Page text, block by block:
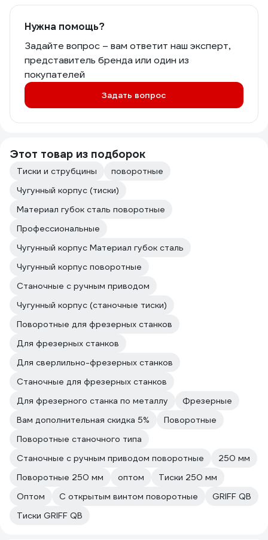
Нужна помощь?
Задайте вопрос – вам ответит наш эксперт,
представитель бренда или один из
покупателей
Задать вопрос
Этот товар из подборок
Тиски и струбцины
поворотные
Чугунный корпус (тиски)
Материал губок сталь поворотные
Профессиональные
Чугунный корпус Материал губок сталь
Чугунный корпус поворотные
Станочные с ручным приводом
Чугунный корпус (станочные тиски)
Поворотные для фрезерных станков
Для фрезерных станков
Для сверлильно-фрезерных станков
Станочные для фрезерных станков
Для фрезерного станка по металлу
Фрезерные
Вам дополнительная скидка 5%
Поворотные
Поворотные станочного типа
Станочные с ручным приводом поворотные
250 мм
Поворотные 250 мм
оптом
Тиски 250 мм
Оптом
С открытым винтом поворотные
GRIFF QB
Тиски GRIFF QB